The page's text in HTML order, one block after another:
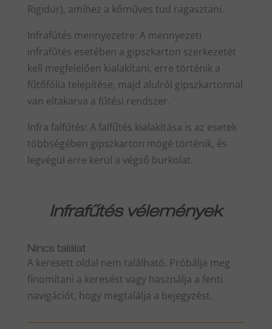
Rigidur), amihez a kőműves tud ragasztani.
Infrafűtés mennyezetre: A mennyezeti
infrafűtés esetében a gipszkarton szerkezetét
kell megfelelően kialakítani, erre történik a
fűtőfólia telepítése, majd alulról gipszkartonnal
van eltakarva a fűtési rendszer.
Infra falfűtés: A falfűtés kialakítása is az esetek
többségében gipszkarton mögé történik, és
legvégül erre kerül a végső burkolat.
Infrafűtés vélemények
Nincs találat
A keresett oldal nem található. Próbálja meg
finomítani a keresést vagy használja a fenti
navigációt, hogy megtalálja a bejegyzést.